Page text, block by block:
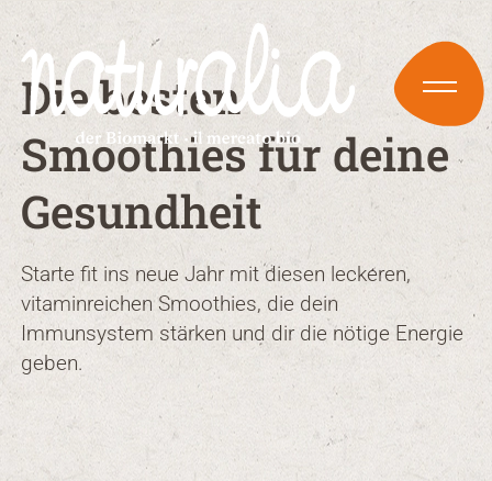
Die besten
Smoothies für deine
Gesundheit
Starte fit ins neue Jahr mit diesen leckeren,
vitaminreichen Smoothies, die dein
Immunsystem stärken und dir die nötige Energie
geben.